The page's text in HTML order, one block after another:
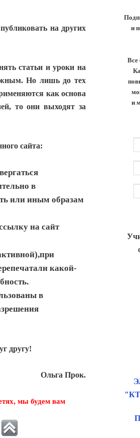
на других
статьи и уроки на
Но лишь до тех
как основа
то они выходят за
сайта:
в
или иным образам
на сайт
какой-
в
другу!
Ольга Прок.
мы будем вам
и
Все
и